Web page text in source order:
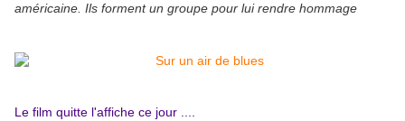
américaine. Ils forment un groupe pour lui rendre hommage
Le film quitte l'affiche ce jour ....